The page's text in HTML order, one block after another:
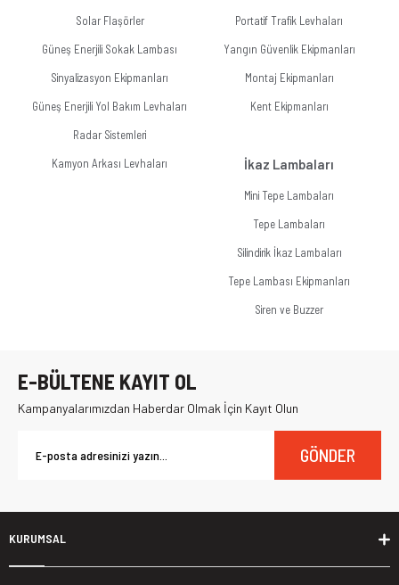
Solar Flaşörler
Güneş Enerjili Sokak Lambası
Sinyalizasyon Ekipmanları
Güneş Enerjili Yol Bakım Levhaları
Radar Sistemleri
Kamyon Arkası Levhaları
Portatif Trafik Levhaları
Yangın Güvenlik Ekipmanları
Montaj Ekipmanları
Kent Ekipmanları
İkaz Lambaları
Mini Tepe Lambaları
Tepe Lambaları
Silindirik İkaz Lambaları
Tepe Lambası Ekipmanları
Siren ve Buzzer
E-BÜLTENE KAYIT OL
Kampanyalarımızdan Haberdar Olmak İçin Kayıt Olun
GÖNDER
KURUMSAL